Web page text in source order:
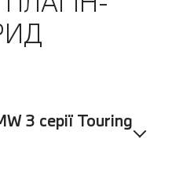
3 серії Touring